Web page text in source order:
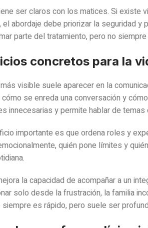
ser claros con los matices. Si existe
el abordaje debe priorizar la seguridad
parte del tratamiento, pero no
concretos para la
visible suele aparecer en la
se enreda una conversación y
innecesarias y permite hablar de
importante es que ordena roles y
quién pone límites y
la capacidad de acompañar a un
solo desde la frustración, la familia
siempre es rápido, pero suele ser